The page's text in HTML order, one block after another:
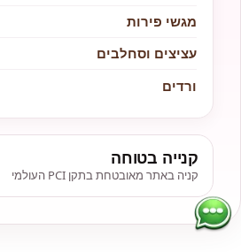
מגשי פירות
עציצים וסחלבים
ורדים
קנייה בטוחה
קניה באתר מאובטחת בתקן PCI העולמי